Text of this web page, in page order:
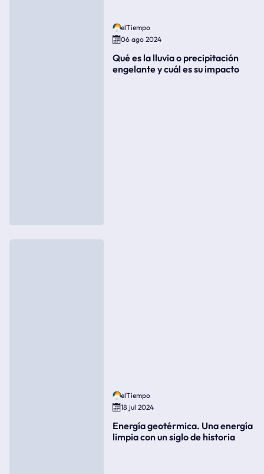
elTiempo
06 ago 2024
Qué es la lluvia o precipitación
engelante y cuál es su impacto
elTiempo
18 jul 2024
Energía geotérmica. Una energía
limpia con un siglo de historia